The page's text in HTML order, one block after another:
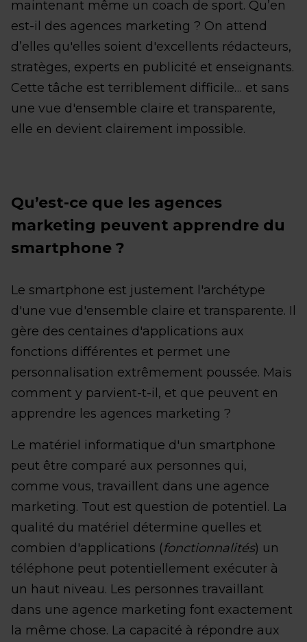
maintenant même un coach de sport. Qu’en
est-il des agences marketing ? On attend
d’elles qu'elles soient d'excellents rédacteurs,
stratèges, experts en publicité et enseignants.
Cette tâche est terriblement difficile… et sans
une vue d'ensemble claire et transparente,
elle en devient clairement impossible.
Qu’est-ce que les agences
marketing peuvent apprendre du
smartphone ?
Le smartphone est justement l'archétype
d'une vue d'ensemble claire et transparente. Il
gère des centaines d'applications aux
fonctions différentes et permet une
personnalisation extrêmement poussée. Mais
comment y parvient-t-il, et que peuvent en
apprendre les agences marketing ?
Le matériel informatique d'un smartphone
peut être comparé aux personnes qui,
comme vous, travaillent dans une agence
marketing. Tout est question de potentiel. La
qualité du matériel détermine quelles et
combien d'applications (fonctionnalités) un
téléphone peut potentiellement exécuter à
un haut niveau. Les personnes travaillant
dans une agence marketing font exactement
la même chose. La capacité à répondre aux